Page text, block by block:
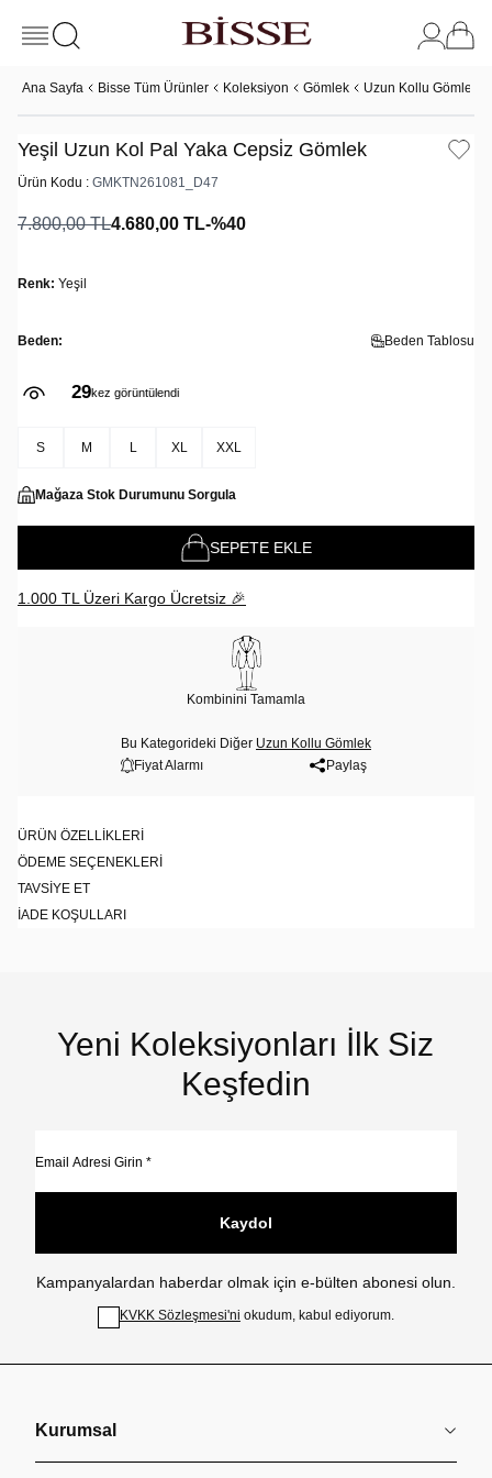
Ana Sayfa Bisse Tüm Ürünler Koleksiyon Gömlek Uzun Kollu Gömlek
Yeşil Uzun Kol Pal Yaka Cepsi̇z Gömlek
Ürün Kodu : GMKTN261081_D47
7.800,00TL4.680,00 TL-%40
Renk: Yeşil
Beden: Beden Tablosu
29kez görüntülendi
S M L XL XXL
Mağaza Stok Durumunu Sorgula
SEPETE EKLE
1.000 TL Üzeri Kargo Ücretsiz 🎉
Kombinini Tamamla
Bu Kategorideki Diğer Uzun Kollu Gömlek
Fiyat Alarmı
Paylaş
ÜRÜN ÖZELLIKLERI
ÖDEME SEÇENEKLERI
TAVSIYE ET
İADE KOŞULLARI
Yeni Koleksiyonları İlk Siz
Keşfedin
Kaydol
Kampanyalardan haberdar olmak için e-bülten abonesi olun.
KVKK Sözleşmesi'ni okudum, kabul ediyorum.
Kurumsal